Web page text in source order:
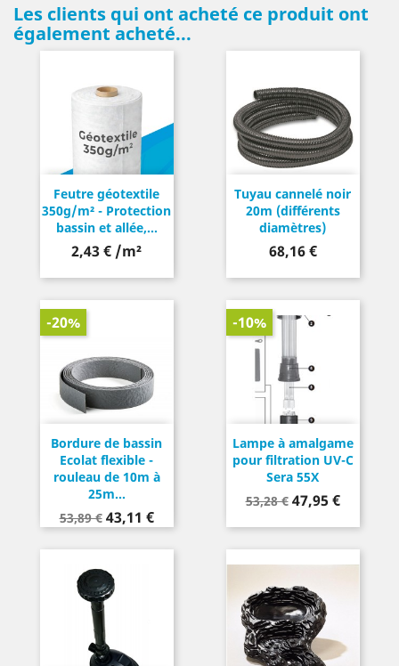
Les clients qui ont acheté ce produit ont
également acheté...
Feutre géotextile
350g/m² - Protection
bassin et allée,...
2,43 € /m²
Tuyau cannelé noir
20m (différents
diamètres)
Prix
68,16 €
Bordure de bassin
Ecolat flexible -
rouleau de 10m à
25m...
Prix
de
base
53,89 € Prix
43,11 €
-20%
Lampe à amalgame
pour filtration UV-C
Sera 55X
Prix
base
53,28 € Prix
47,95 €
-10%